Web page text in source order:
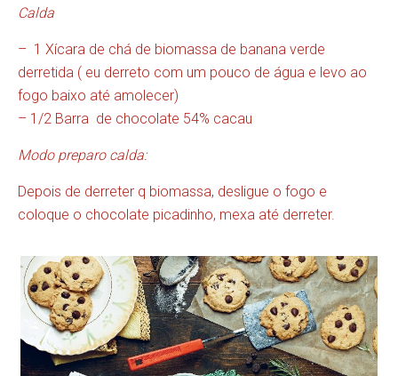
Calda
– 1 Xícara de chá de biomassa de banana verde
derretida ( eu derreto com um pouco de água e levo ao
fogo baixo até amolecer)
– 1/2 Barra de chocolate 54% cacau
Modo preparo calda:
Depois de derreter q biomassa, desligue o fogo e
coloque o chocolate picadinho, mexa até derreter.